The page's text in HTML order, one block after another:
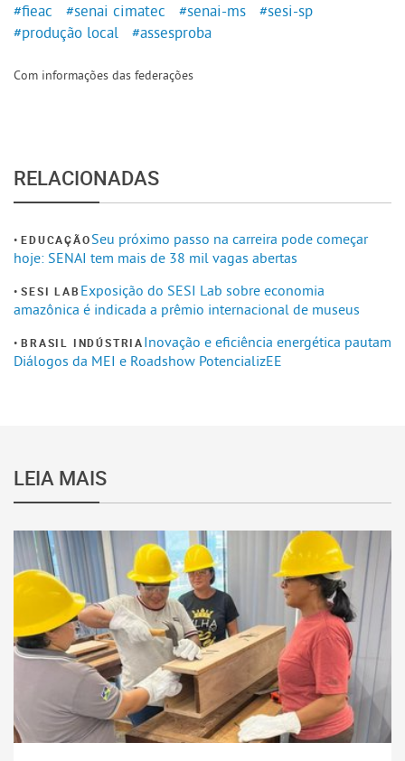
#fieac
#senai cimatec #senai-ms
#sesi-sp
#produção local
#assesproba
Com informações das federações
RELACIONADAS
EDUCAÇÃOSeu próximo passo na carreira pode começar
hoje: SENAI tem mais de 38 mil vagas abertas
SESI LAB Exposição do SESI Lab sobre economia
amazônica é indicada a prêmio internacional de museus
BRASIL INDÚSTRIAInovação e eficiência energética pautam
Diálogos da MEI e Roadshow PotencializEE
LEIA MAIS